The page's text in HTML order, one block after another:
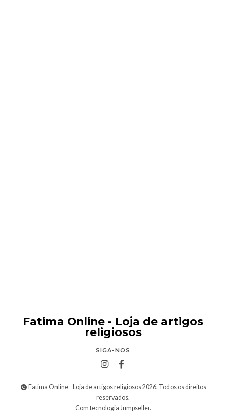
Fatima Online - Loja de artigos
religiosos
SIGA-NOS
Fatima Online - Loja de artigos religiosos 2026. Todos os direitos
reservados.
Com tecnologia Jumpseller.